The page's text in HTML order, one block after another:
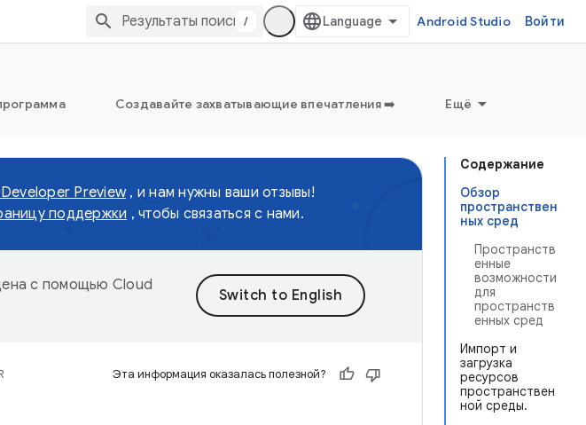
/ Android Studio Войти
Создавайте захватывающие впечатления ➡️ Ещё
Содержание
Обзор
пространствен
ных сред
Пространств
енные
возможности
для
пространств
енных сред
Импорт и
загрузка
ресурсов
пространствен
ной среды.
Preview, и нам нужны ваши отзывы!
поддержки , чтобы связаться с нами.
с помощью Cloud
Эта информация оказалась полезной?